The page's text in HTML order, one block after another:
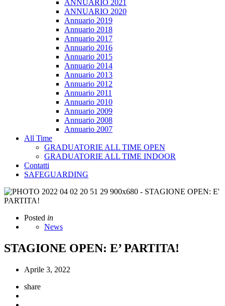
ANNUARIO 2021
ANNUARIO 2020
Annuario 2019
Annuario 2018
Annuario 2017
Annuario 2016
Annuario 2015
Annuario 2014
Annuario 2013
Annuario 2012
Annuario 2011
Annuario 2010
Annuario 2009
Annuario 2008
Annuario 2007
All Time
GRADUATORIE ALL TIME OPEN
GRADUATORIE ALL TIME INDOOR
Contatti
SAFEGUARDING
Posted in
News
STAGIONE OPEN: E’ PARTITA!
Aprile 3, 2022
share